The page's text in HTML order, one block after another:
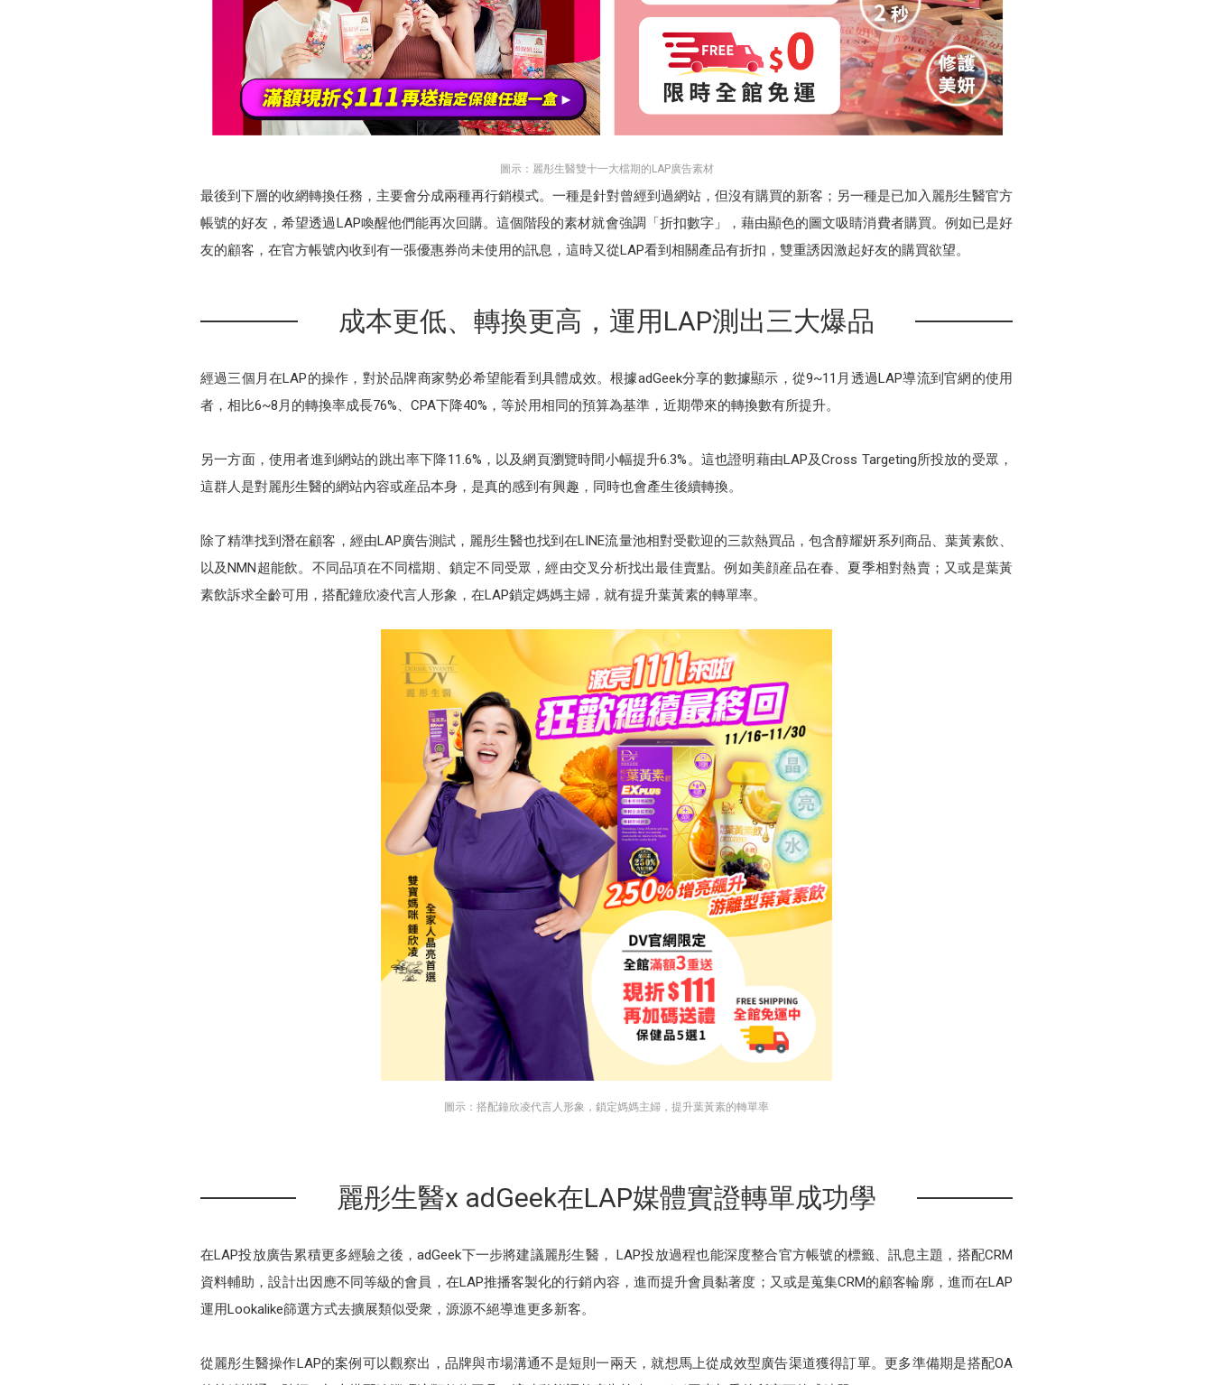
圖示：麗彤生醫雙十一大檔期的LAP廣告素材
最後到下層的收網轉換任務，主要會分成兩種再行銷模式。一種是針對曾經到過網站，但沒有購買的新客；另一種是已加入麗彤生醫官方
帳號的好友，希望透過LAP喚醒他們能再次回購。這個階段的素材就會強調「折扣數字」，藉由顯色的圖文吸睛消費者購買。例如已是好
友的顧客，在官方帳號內收到有一張優惠券尚未使用的訊息，這時又從LAP看到相關產品有折扣，雙重誘因激起好友的購買欲望。
成本更低、轉換更高，運用LAP測出三大爆品
經過三個月在LAP的操作，對於品牌商家勢必希望能看到具體成效。根據adGeek分享的數據顯示，從9~11月透過LAP導流到官網的使用
者，相比6~8月的轉換率成長76%、CPA下降40%，等於用相同的預算為基準，近期帶來的轉換數有所提升。
另一方面，使用者進到網站的跳出率下降11.6%，以及網頁瀏覽時間小幅提升6.3%。這也證明藉由LAP及Cross Targeting所投放的受眾，
這群人是對麗彤生醫的網站內容或産品本身，是真的感到有興趣，同時也會產生後續轉換。
除了精準找到潛在顧客，經由LAP廣告測試，麗彤生醫也找到在LINE流量池相對受歡迎的三款熱買品，包含醇耀妍系列商品、葉黃素飲、
以及NMN超能飲。不同品項在不同檔期、鎖定不同受眾，經由交叉分析找出最佳賣點。例如美顔産品在春、夏季相對熱賣；又或是葉黃
素飲訴求全齡可用，搭配鐘欣凌代言人形象，在LAP鎖定媽媽主婦，就有提升葉黃素的轉單率。
圖示：搭配鐘欣凌代言人形象，鎖定媽媽主婦，提升葉黃素的轉單率
麗彤生醫x adGeek在LAP媒體實證轉單成功學
在LAP投放廣告累積更多經驗之後，adGeek下一步將建議麗彤生醫， LAP投放過程也能深度整合官方帳號的標籤、訊息主題，搭配CRM
資料輔助，設計出因應不同等級的會員，在LAP推播客製化的行銷內容，進而提升會員黏著度；又或是蒐集CRM的顧客輪廓，進而在LAP
運用Lookalike篩選方式去擴展類似受衆，源源不絕導進更多新客。
從麗彤生醫操作LAP的案例可以觀察出，品牌與市場溝通不是短則一兩天，就想馬上從成效型廣告渠道獲得訂單。更多準備期是搭配OA